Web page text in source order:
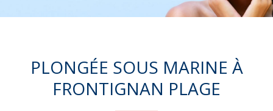
PLONGÉE SOUS MARINE À
FRONTIGNAN PLAGE